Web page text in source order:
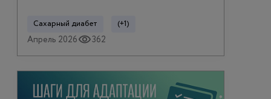
Сахарный диабет (+1)
Апрель 2026 362